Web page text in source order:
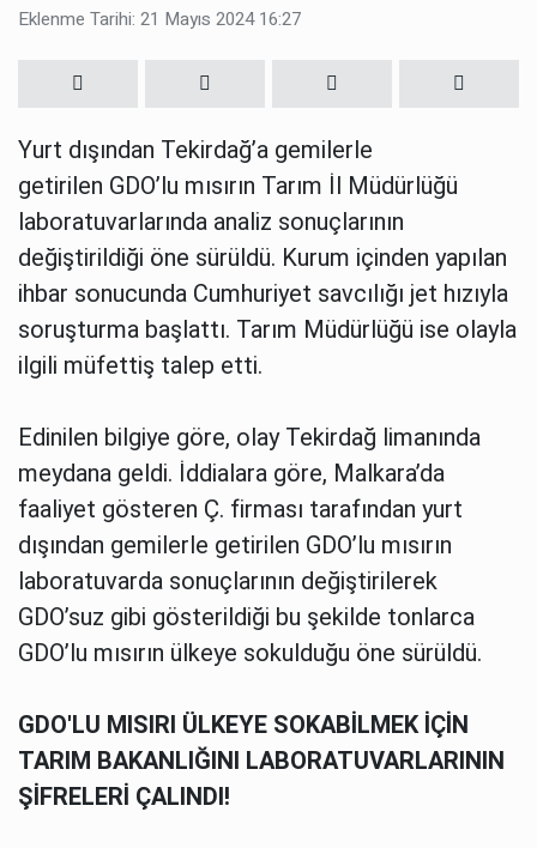
Eklenme Tarihi: 21 Mayıs 2024 16:27
Yurt dışından Tekirdağ’a gemilerle
getirilen GDO’lu mısırın Tarım İl Müdürlüğü
laboratuvarlarında analiz sonuçlarının
değiştirildiği öne sürüldü. Kurum içinden yapılan
ihbar sonucunda Cumhuriyet savcılığı jet hızıyla
soruşturma başlattı. Tarım Müdürlüğü ise olayla
ilgili müfettiş talep etti.
Edinilen bilgiye göre, olay Tekirdağ limanında
meydana geldi. İddialara göre, Malkara’da
faaliyet gösteren Ç. firması tarafından yurt
dışından gemilerle getirilen GDO’lu mısırın
laboratuvarda sonuçlarının değiştirilerek
GDO’suz gibi gösterildiği bu şekilde tonlarca
GDO’lu mısırın ülkeye sokulduğu öne sürüldü.
GDO'LU MISIRI ÜLKEYE SOKABİLMEK İÇİN
TARIM BAKANLIĞINI LABORATUVARLARININ
ŞİFRELERİ ÇALINDI!